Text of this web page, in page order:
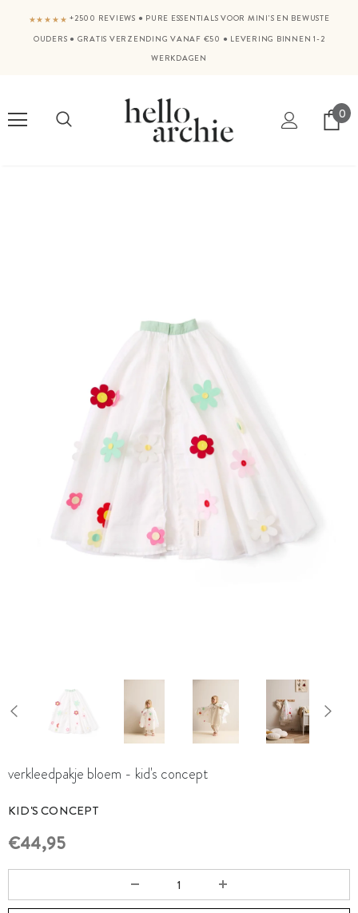
★★★★★ +2500 REVIEWS ● PURE ESSENTIALS VOOR MINI'S EN BEWUSTE
OUDERS ● GRATIS VERZENDING VANAF €50 ● LEVERING BINNEN 1-2
WERKDAGEN
0
verkleedpakje bloem - kid's concept
KID'S CONCEPT
€44,95